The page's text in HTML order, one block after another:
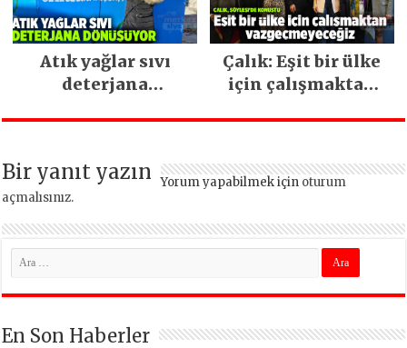
Atık yağlar sıvı
deterjana
Çalık: Eşit bir ülke
için çalışmaktan
Bir yanıt yazın Yorum yapabilmek için oturum
açmalısınız.
En Son Haberler